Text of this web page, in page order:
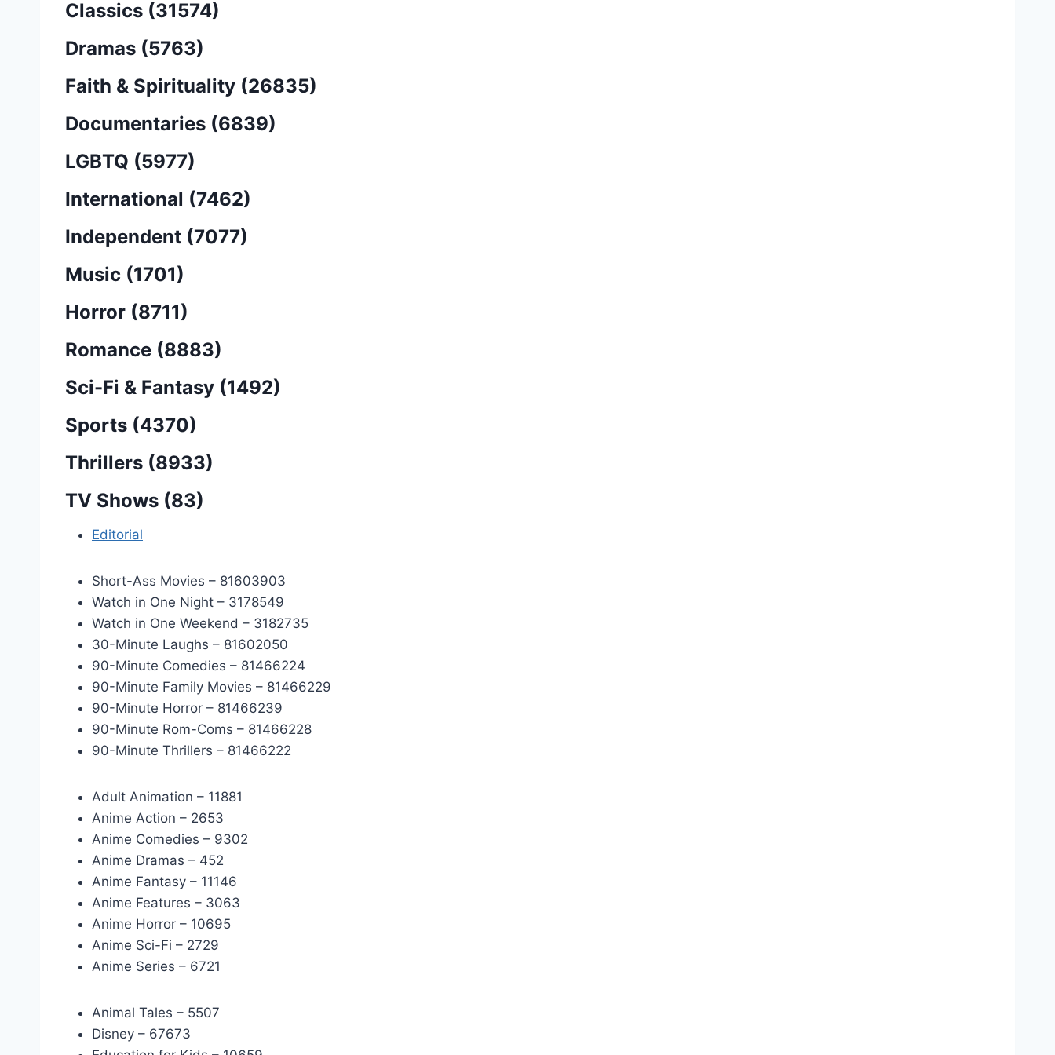
Classics (31574)
Dramas (5763)
Faith & Spirituality (26835)
Documentaries (6839)
LGBTQ (5977)
International (7462)
Independent (7077)
Music (1701)
Horror (8711)
Romance (8883)
Sci-Fi & Fantasy (1492)
Sports (4370)
Thrillers (8933)
TV Shows (83)
Editorial
Short-Ass Movies – 81603903
Watch in One Night – 3178549
Watch in One Weekend – 3182735
30-Minute Laughs – 81602050
90-Minute Comedies – 81466224
90-Minute Family Movies – 81466229
90-Minute Horror – 81466239
90-Minute Rom-Coms – 81466228
90-Minute Thrillers – 81466222
Adult Animation – 11881
Anime Action – 2653
Anime Comedies – 9302
Anime Dramas – 452
Anime Fantasy – 11146
Anime Features – 3063
Anime Horror – 10695
Anime Sci-Fi – 2729
Anime Series – 6721
Animal Tales – 5507
Disney – 67673